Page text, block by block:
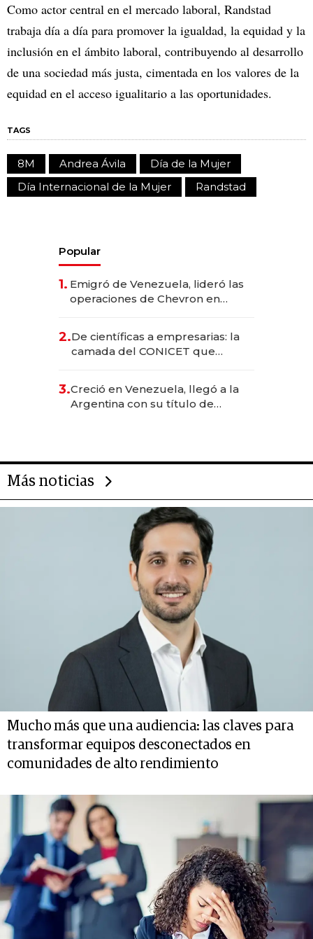
Como actor central en el mercado laboral, Randstad
trabaja día a día para promover la igualdad, la equidad y la
inclusión en el ámbito laboral, contribuyendo al desarrollo
de una sociedad más justa, cimentada en los valores de la
equidad en el acceso igualitario a las oportunidades.
TAGS
8M Andrea Ávila
Día de la Mujer
Día Internacional de la Mujer
Randstad
Popular
1. Emigró de Venezuela, lideró las
operaciones de Chevron en
2.De científicas a empresarias: la
camada del CONICET que
3.Creció en Venezuela, llegó a la
Argentina con su título de
Más noticias
Mucho más que una audiencia: las claves para
transformar equipos desconectados en
comunidades de alto rendimiento